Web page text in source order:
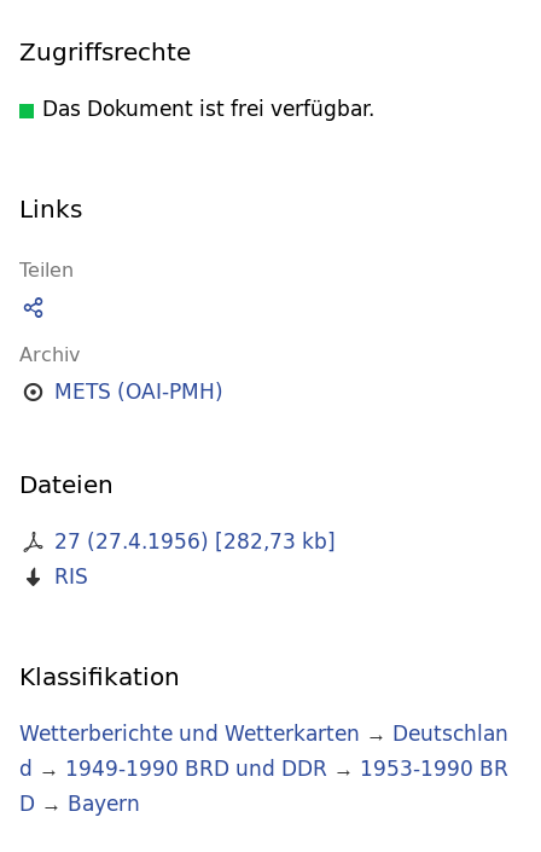
Zugriffsrechte
Das Dokument ist frei verfügbar.
Links
Teilen
Archiv
METS (OAI-PMH)
Dateien
27 (27.4.1956) [282,73 kb]
RIS
Klassifikation
Wetterberichte und Wetterkarten → Deutschlan
d → 1949-1990 BRD und DDR → 1953-1990 BR
D → Bayern